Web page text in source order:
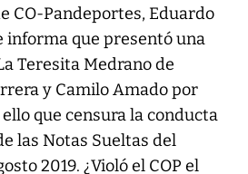
CO-Pandeportes, Eduardo
informa que presentó una
Teresita Medrano de
y Camilo Amado por
ello que censura la conducta
las Notas Sueltas del
2019. ¿Violó el COP el